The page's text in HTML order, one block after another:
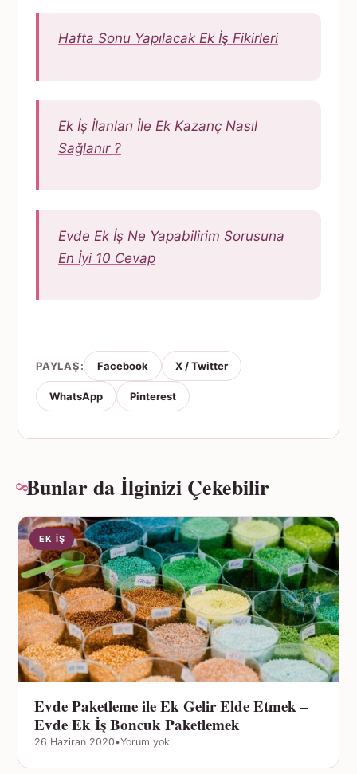
Hafta Sonu Yapılacak Ek İş Fikirleri
Ek İş İlanları İle Ek Kazanç Nasıl
Sağlanır ?
Evde Ek İş Ne Yapabilirim Sorusuna
En İyi 10 Cevap
PAYLAŞ: Facebook X / Twitter
WhatsApp Pinterest
Bunlar da İlginizi Çekebilir
EK İŞ
Evde Paketleme ile Ek Gelir Elde Etmek –
Evde Ek İş Boncuk Paketlemek
26 Haziran 2020•Yorum yok